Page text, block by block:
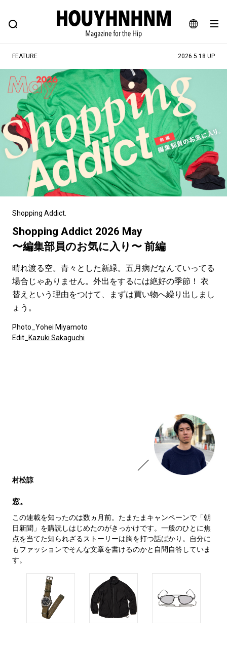
JA
EN
FEATURE BLOG SNAP
ヒップなファッション、カルチャー、ライフスタイルWEBマガジン
#注目のタグ
#SHOPPING ADDICT #憧れの逸品
#ESSENTIAL DESIGNS #古着サミット
#NEW VINTAGE #マイナーグッド図鑑
#路地裏てぃーん。 #MONTHLY JOURNAL
#GH 銘品の所以 #フイナムのYouTube
#Commune H #FOCUS IT #AH.H
#ととけん
#LIFESTYLE #SNEAKER #OUTDOOR
#SPORTS #HANDSOME HANDBOOK
FEATURE 2026.5.18 UP
Shopping Addict.
Shopping Addict 2026 May
〜編集部員のお気に入り〜 前編
晴れ渡る空。青々とした新緑。五月病だなんていってる
場合じゃありません。外出をするには絶好の季節！ 衣
替えという理由をつけて、まずは買い物へ繰り出しまし
ょう。
Photo_Yohei Miyamoto
Edit_ Kazuki Sakaguchi
鈴木悠介
常重直也
竹田崇真
安田天音
村松諒
窓。
この連載を知ったのは数ヵ月前。たまたまキャンペーンで「朝
日新聞」を購読しはじめたのがきっかけです。一般のひとに焦
点を当てた知られざるストーリーは胸を打つ話ばかり。自分に
もファッションでそんな文章を書けるのかと自問自答していま
す。